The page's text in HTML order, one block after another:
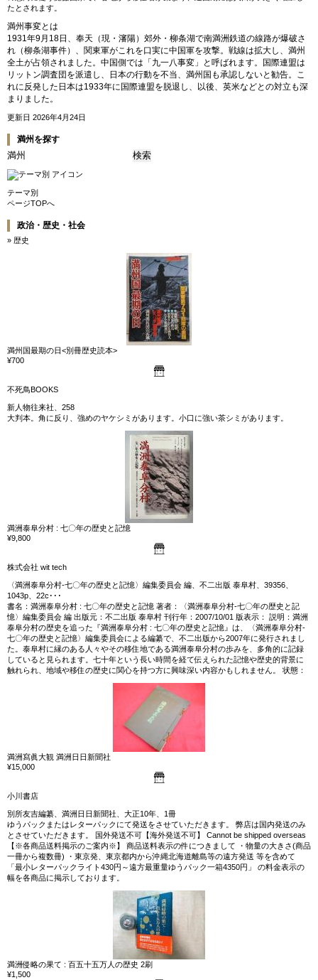
たとされます。
満州事変とは
1931年9月18日、奉天（現・瀋陽）郊外・柳条湖で南満洲鉄道の線路が爆破さ
れ（柳条湖事件）、関東軍がこれを口実に中国軍を攻撃。戦線は拡大し、満州
全土が占領されました。中国側では「九一八事変」と呼ばれます。国際連盟は
リットン調査団を派遣し、日本の行動を不当、満州国も承認しないと勧告。こ
れに反発した日本は1933年に国際連盟を脱退し、以後、英米などとの対立も深
まりました。
更新日 2026年4月24日
満州を探す
テーマ別
ページTOPへ
政治・歴史・社会
» 歴史
満州国最期の日<別冊歴史読本>
¥700
不死鳥BOOKS
新人物往来社、258
大判本。角に反り、強めのヤケシミがあります。小口に強い茶シミがあります。
満洲泰阜分村 : 七〇年の歴史と記憶
¥9,800
株式会社 wit tech
〈満洲泰阜分村-七〇年の歴史と記憶〉編集委員会 編、不二出版 泰阜村、39356、
1043p、22c･･･
書名：満洲泰阜分村 : 七〇年の歴史と記憶 著者：〈満洲泰阜分村-七〇年の歴史と記
憶〉編集委員会 編 出版元：不二出版 泰阜村 刊行年：2007/10/01 版表示： 説明：満洲
泰阜分村の歴史を追った『満洲泰阜分村 : 七〇年の歴史と記憶』は、〈満洲泰阜分村-
七〇年の歴史と記憶〉編集委員会による編纂で、不二出版から2007年に発行されまし
た。泰阜村に縁のある人々やその移住地である満洲泰阜分村の歩みを、多角的に記録
していると見られます。七十年という長い時間を経て伝えられた記憶や歴史的背景に
触れられ、地域や移住の歴史に関心を持つ方に興味深い内容かもしれません。 状態：
満洲寫眞大観 満洲日日新聞社
¥15,000
小川書店
別所友吉編纂、満洲日日新聞社、大正10年、1冊
ゆうパックまたはレターパックにて発送をさせていただきます。 弊店は国内発送のみ
とさせていただきます。 国外発送不可【海外発送不可】 Cannot be shipped overseas
【※各商品送料掲示のご案内※】 商品送料表示の件につきまして ・物量の大きさ(商品
一冊から複数冊) ・東京発、東京都内から沖縄北海道離島等の遠方発送 等を含めて
「最小レターパックライト430円～遠方最重量ゆうパック一箱4350円」 の料金表示の
幅を各商品に掲示しております。
満洲侵略の果て : 百五十五万人の歴史 2刷
¥1,500